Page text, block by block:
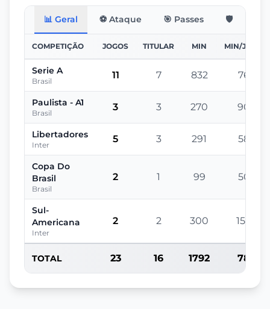
📊 Geral ⚽ Ataque 🎯 Passes 🛡️ Defesa
COMPETIÇÃO JOGOS TITULAR MIN MIN/JOGO
Serie A
Brasil
11 7 832 76
Paulista - A1
Brasil
3 3 270 90
Libertadores
Inter
5 3 291 58
Copa Do
Brasil
Brasil
2 1 99 50
Sul-
Americana
Inter
2 2 300 150
TOTAL 23 16 1792 78